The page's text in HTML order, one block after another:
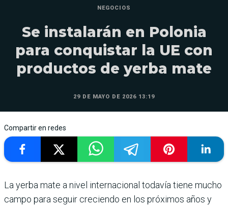
NEGOCIOS
Se instalarán en Polonia
para conquistar la UE con
productos de yerba mate
29 DE MAYO DE 2026 13:19
Compartir en redes
La yerba mate a nivel internacional todavía tiene mucho
campo para seguir creciendo en los próximos años y